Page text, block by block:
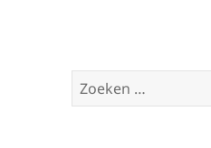
Zoeken
naar: